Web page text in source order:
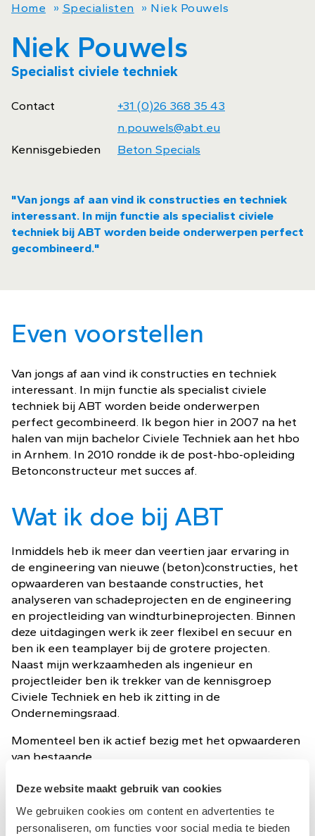
Deze website maakt gebruik van cookies
We gebruiken cookies om content en advertenties te
personaliseren, om functies voor social media te bieden
Home » Specialisten » Niek Pouwels
Niek Pouwels
Specialist civiele techniek
Contact
+31 (0)26 368 35 43
n.pouwels@abt.eu
Kennisgebieden
Beton Specials
"Van jongs af aan vind ik constructies en techniek
interessant. In mijn functie als specialist civiele
techniek bij ABT worden beide onderwerpen perfect
gecombineerd."
Even voorstellen
Van jongs af aan vind ik constructies en techniek
interessant. In mijn functie als specialist civiele
techniek bij ABT worden beide onderwerpen
perfect gecombineerd. Ik begon hier in 2007 na het
halen van mijn bachelor Civiele Techniek aan het hbo
in Arnhem. In 2010 rondde ik de post-hbo-opleiding
Betonconstructeur met succes af.
Wat ik doe bij ABT
Inmiddels heb ik meer dan veertien jaar ervaring in
de engineering van nieuwe (beton)constructies, het
opwaarderen van bestaande constructies, het
analyseren van schadeprojecten en de engineering
en projectleiding van windturbineprojecten. Binnen
deze uitdagingen werk ik zeer flexibel en secuur en
ben ik een teamplayer bij de grotere projecten.
Naast mijn werkzaamheden als ingenieur en
projectleider ben ik trekker van de kennisgroep
Civiele Techniek en heb ik zitting in de
Ondernemingsraad.
Momenteel ben ik actief bezig met het opwaarderen
van bestaande
carbon fibre reinforced polymer). Hierbij vervul ik
zowel de rol van constructeur als projectleider. Naast
het gebruik van traditionele producten, zoals